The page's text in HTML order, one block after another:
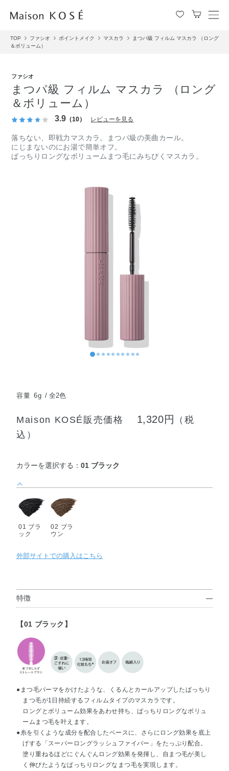
メ
ュ
閉
TOP ファシオ ポイントメイク マスカラ
まつパ級 フィルム マスカラ （ロング
＆ボリューム）
ファシオ
まつパ級 フィルム マスカラ （ロング
＆ボリューム）
3.9 （10） レビューを見る
落ちない、即戦力マスカラ。まつパ級の美曲カール。
にじまないのにお湯で簡単オフ。
ぱっちりロングなボリュームまつ毛にみちびくマスカラ。
容量 6g 全2色
Maison KOSÉ販売価格 1,320円
（税
込）
カラーを選択する：01 ブラック
01 ブラ
ック
02 ブラ
ウン
外部サイトでの購入はこちら
特徴
【01 ブラック】
●まつ毛パーマをかけたような、くるんとカールアップしたぱっちり
まつ毛が1日持続するフィルムタイプのマスカラです。
ロングとボリューム効果をあわせ持ち、ぱっちりロングなボリュ
ームまつ毛を叶えます。
●糸を引くような成分を配合したベースに、さらにロング効果を底上
げする「スーパーロングラッシュファイバー」をたっぷり配合。
塗り重ねるほどにぐんぐんロング効果を発揮し、自まつ毛が美し
く伸びたようなぱっちりロングなまつ毛を実現します。